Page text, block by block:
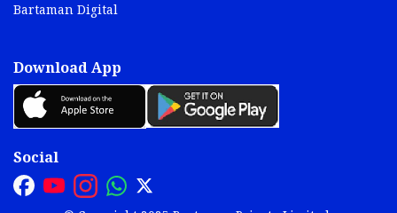
Bartaman Digital
Download App
Social